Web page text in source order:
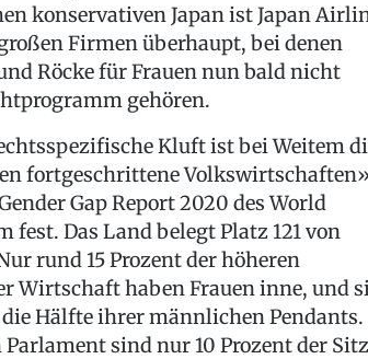
konservativen Japan ist Japan
Firmen überhaupt, bei denen
Röcke für Frauen nun bald nicht
gehören.
Kluft ist bei Weitem
fortgeschrittene
Gap Report 2020 des World
fest. Das Land belegt Platz 121 von
rund 15 Prozent der höheren
Wirtschaft haben Frauen inne, und
Hälfte ihrer männlichen Pendants.
sind nur 10 Prozent der